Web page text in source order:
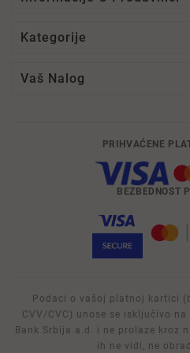
Kategorije
Vaš Nalog
PRIHVAĆENE
BEZBEDNOST
Podaci o vašoj platnoj kartici
CVV/CVC) unose se isključivo
Bank Srbija a.d. i ne prolaze kroz
ih ne vidi, ne